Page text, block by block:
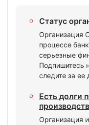
Статус
процессе
серьезные
Подпишитесь
следите за ее
Есть долги
Организация